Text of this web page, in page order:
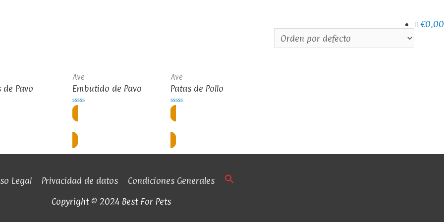
€0,00
de Pavo
Ave
Embutido de Pavo
Valorado
0
5
Ave
Patas de Pollo
Valorado
0
5
Legal Privacidad de datos
Condiciones Generales
Copyright © 2024 Best For Pets